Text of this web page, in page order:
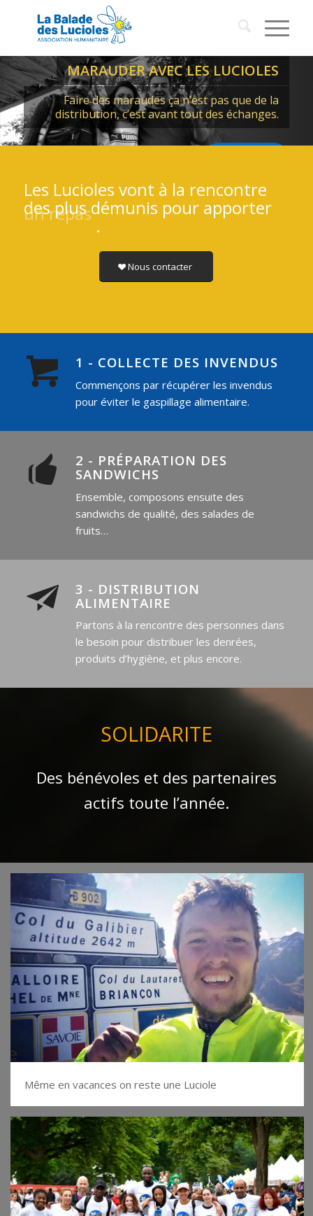
MARAUDER AVEC LES LUCIOLES
Faire des maraudes ça n’est pas que de la
distribution, c’est avant tout des échanges.
Les Lucioles vont à la rencontre
des plus démunis pour apporter
un repas .
Nous contacter
1 - COLLECTE DES INVENDUS
Commençons par récupérer les invendus
pour éviter le gaspillage alimentaire.
2 - PRÉPARATION DES
SANDWICHS
Ensemble, composons ensuite des
sandwichs de qualité, des salades de
fruits…
3 - DISTRIBUTION
ALIMENTAIRE
Partons à la rencontre des personnes dans
le besoin pour distribuer les denrées,
produits d’hygiène, et plus encore.
SOLIDARITE
Des bénévoles et des partenaires
actifs toute l’année.
Même en vacances on reste une Luciole